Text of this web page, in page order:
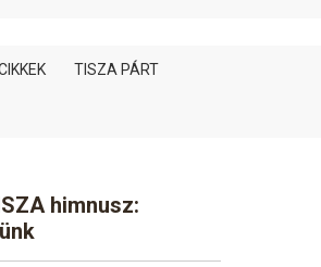
TISZA PÁRT
himnusz: